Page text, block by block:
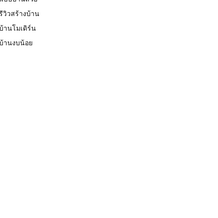
วิวสร้างบ้าน
านโมเดิร์น
านงบน้อย